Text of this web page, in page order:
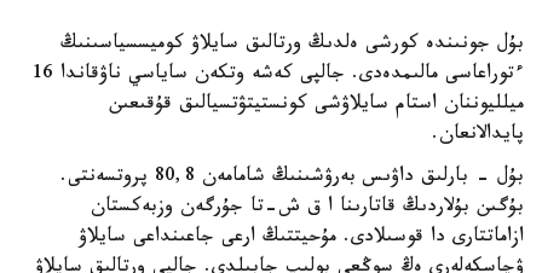
بۇل جونىندە كورشى ەلدىڭ ورتالىق سايلاۋ كوميسسياسىنىڭ
ءتوراعاسى مالىمدەدى. جالپى كەشە وتكەن ساياسي ناۋقاندا 16
ميلليوننان استام سايلاۋشى كونستيتۋتسيالىق قۇقىعىن
پايدالانعان.
بۇل - بارلىق داۋىس بەرۋشىنىڭ شامامەن 80,8 پروتسەنتى.
بۇگىن بۇلاردىڭ قاتارىنا ا ق ش-تا جۇرگەن وزبەكستان
ازاماتتارى دا قوسىلادى. مۇحيتتىڭ ارعى جاعىنداعى سايلاۋ